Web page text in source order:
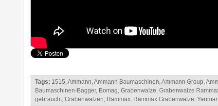
Tags: 1515,Ammann,Ammann Baumaschinen,Ammann Group,
Baumaschinen-Bagger, Bomag, Grabenwalze, Grabenwalze
gebraucht, Grabenwalzen, Rammax, Rammax Grabenwalze, Yanmar